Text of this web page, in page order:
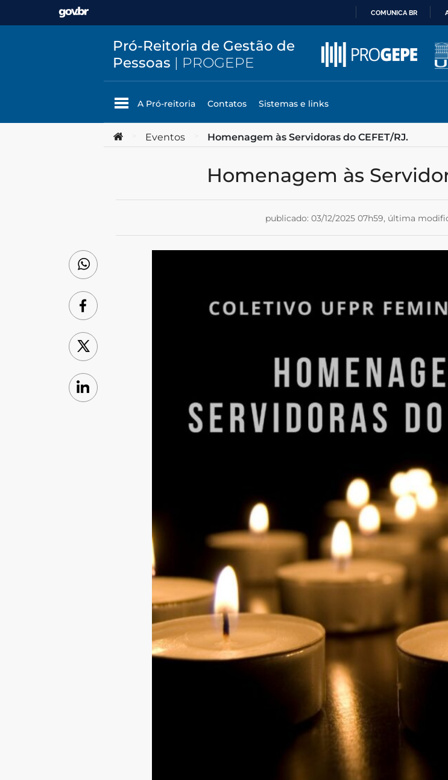
Ir para o conteúdo
PARA
COMUNICA BR
Pró-Reitoria de Gestão de
Pessoas | PROGEPE
A Pró-reitoria Contatos Sistemas e links
Você está aqui:
Eventos Homenagem às Servidoras do CEFET/RJ.
Homenagem às
publicado: 03/12/2025 07h59,última
WhatsApp
Facebook
X
Linkedin